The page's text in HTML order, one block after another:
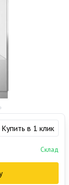
Купить в 1 клик
Склад